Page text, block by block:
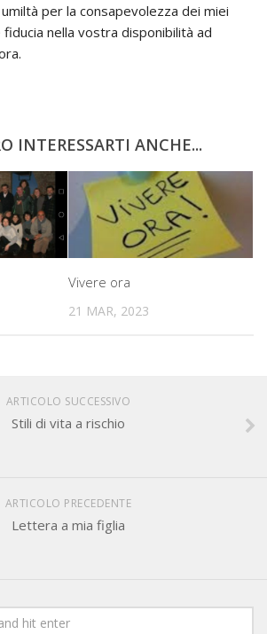
per la consapevolezza dei miei
nella vostra disponibilità ad
INTERESSARTI ANCHE...
Vivere ora
21 MAR, 2023
ARTICOLO SUCCESSIVO
Stili di vita a rischio
ARTICOLO PRECEDENTE
Lettera a mia figlia